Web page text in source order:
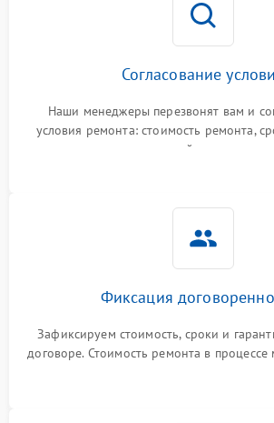
Согласование
Наши менеджеры перезвонят вам и
условия ремонта: стоимость ремонта,
гарантийные условия
Фиксация
Зафиксируем стоимость, сроки и
договоре. Стоимость ремонта в процессе